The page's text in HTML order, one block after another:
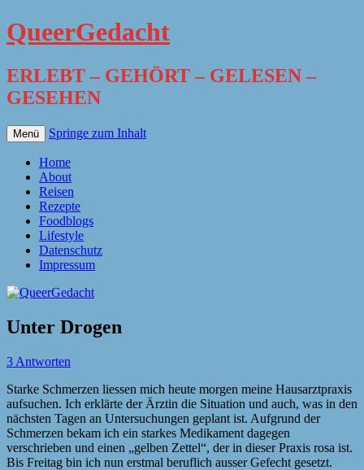
QueerGedacht
ERLEBT – GEHÖRT – GELESEN –
GESEHEN
Menü Springe zum Inhalt
Home
About
Reisen
Rezepte
Foodblogs
Lifestyle
Datenschutz
Impressum
Unter Drogen
3 Antworten
Starke Schmerzen liessen mich heute morgen meine Hausarztpraxis
aufsuchen. Ich erklärte der Ärztin die Situation und auch, was in den
nächsten Tagen an Untersuchungen geplant ist. Aufgrund der
Schmerzen bekam ich ein starkes Medikament dagegen
verschrieben und einen „gelben Zettel“, der in dieser Praxis rosa ist.
Bis Freitag bin ich nun erstmal beruflich ausser Gefecht gesetzt.